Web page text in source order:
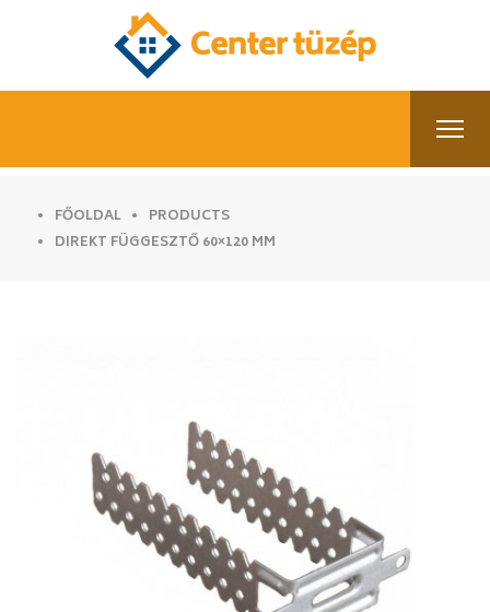
FŐOLDAL
PRODUCTS
DIREKT FÜGGESZTŐ 60×120 MM